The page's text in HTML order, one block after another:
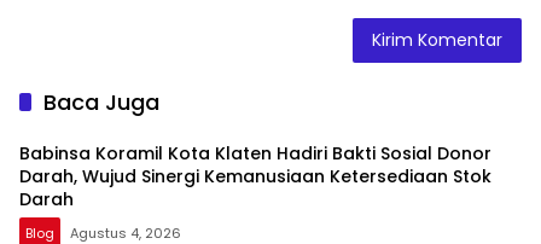
Baca Juga
Babinsa Koramil Kota Klaten Hadiri Bakti Sosial Donor
Darah, Wujud Sinergi Kemanusiaan Ketersediaan Stok
Darah
Blog Agustus 4, 2026